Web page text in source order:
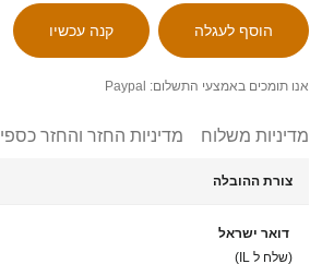
אנו תומכים באמצעי התשלום: Paypal
מדיניות משלוח מדיניות החזר והחזר כספי
צורת ההובלה
דואר ישראל
(שלח ל IL)